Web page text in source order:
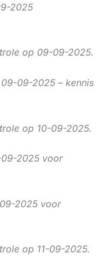
2025
op 09-09-2025.
09-2025 – kennis
op 10-09-2025.
2025 voor
2025 voor
op 11-09-2025.